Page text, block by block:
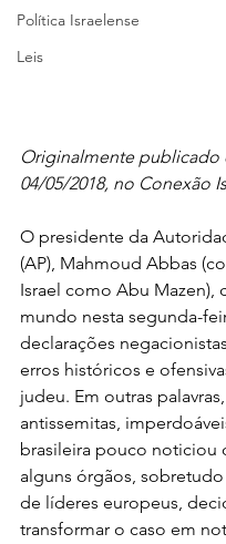
Política Israelense
Leis
Originalmente publicado
04/05/2018, no Conexão
O presidente da
(AP), Mahmoud Abbas
Israel como Abu Mazen),
mundo nesta segunda-
declarações
erros históricos e
judeu. Em outras
antissemitas,
brasileira pouco noticiou
alguns órgãos,
de líderes europeus,
transformar o caso em